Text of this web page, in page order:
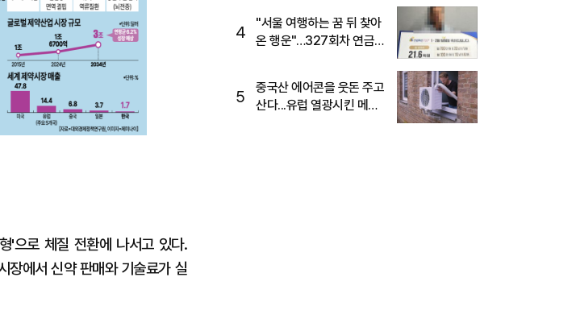
'으로 체질 전환에 나서고 있다.
장에서 신약 판매와 기술료가 실
4
"서울 여행하는 꿈 뒤 찾아
온 행운"…327회차 연금
5
중국산 에어콘을 웃돈 주고
산다...유럽 열광시킨 메이